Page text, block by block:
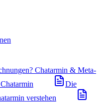
Chatarmin & Meta-
Die
verstehen